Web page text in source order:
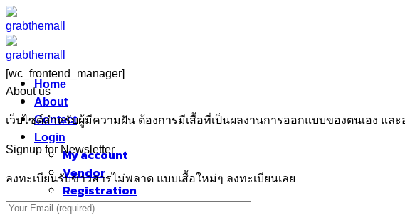
Skip
to
content
Home
About
Contact
Login
My account
Vendor
Registration
Confirm Payment
[wc_frontend_manager]
About us
เว็บไซต์สำหรับผู้มีความฝัน ต้องการมีเสื้อที่เป็นผลงานการออกแบบของตนเอง แ
Signup for Newsletter
ลงทะเบียนรับข่าวสารไม่พลาด แบบเสื้อใหม่ๆ ลงทะเบียนเลย